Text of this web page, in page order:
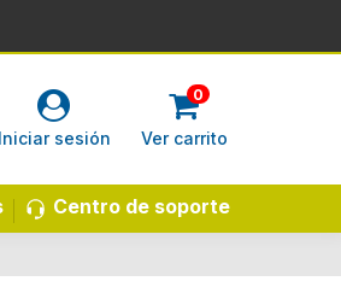
Iniciar sesión
0
Ver carrito
Centro de soporte